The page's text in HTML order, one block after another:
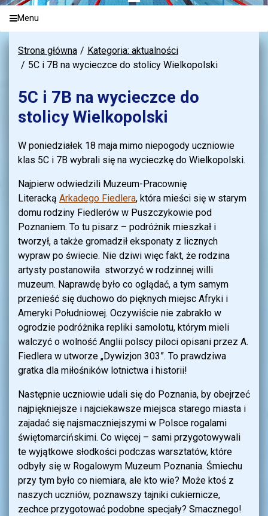
Menu
Strona główna
Kategoria: aktualności
5C i 7B na wycieczce do stolicy Wielkopolski
5C i 7B na wycieczce do
stolicy Wielkopolski
W poniedziałek 18 maja mimo niepogody uczniowie
klas 5C i 7B wybrali się na wycieczkę do Wielkopolski.
Najpierw odwiedzili Muzeum-Pracownię
Literacką Arkadego Fiedlera, która mieści się w starym
domu rodziny Fiedlerów w Puszczykowie pod
Poznaniem. To tu pisarz – podróżnik mieszkał i
tworzył, a także gromadził eksponaty z licznych
wypraw po świecie. Nie dziwi więc fakt, że rodzina
artysty postanowiła stworzyć w rodzinnej willi
muzeum. Naprawdę było co oglądać, a tym samym
przenieść się duchowo do pięknych miejsc Afryki i
Ameryki Południowej. Oczywiście nie zabrakło w
ogrodzie podróżnika repliki samolotu, którym mieli
walczyć o wolność Anglii polscy piloci opisani przez A.
Fiedlera w utworze „Dywizjon 303”. To prawdziwa
gratka dla miłośników lotnictwa i historii!
Następnie uczniowie udali się do Poznania, by obejrzeć
najpiękniejsze i najciekawsze miejsca starego miasta i
zajadać się najsmaczniejszymi w Polsce rogalami
świętomarcińskimi. Co więcej – sami przygotowywali
te wyjątkowe słodkości podczas warsztatów, które
odbyły się w Rogalowym Muzeum Poznania. Śmiechu
przy tym było co niemiara, ale kto wie? Może ktoś z
naszych uczniów, poznawszy tajniki cukiernicze,
zechce przygotować podobne specjały? Smacznego!